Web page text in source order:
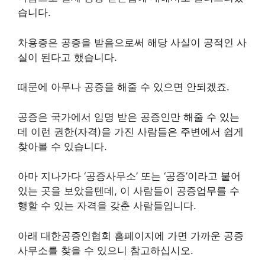
습니다.
차용증은 공증을 받음으로써 해당 사실이 공적인 사
실이 된다고 했습니다.
때문에 아무나 공증을 해줄 수 있으면 안되겠죠.
공증은 국가에서 임명 받은 공증인만 해줄 수 있는
데 이런 권한(자격)을 가진 사람들은 주변에서 쉽게
찾아볼 수 있습니다.
아마 지나가다 ‘공증사무소’ 또는 ‘공증’이라고 붙어
있는 곳을 보았을텐데, 이 사람들이 공증업무를 수
행할 수 있는 자격을 갖춘 사람들입니다.
아래 대한공증인협회 홈페이지에 가면 가까운 공증
사무소를 찾을 수 있으니 참고하십시오.